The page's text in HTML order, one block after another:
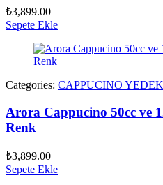
₺3,899.00
Sepete Ekle
Categories: CAPPUCINO
Arora Cappucino 50cc ve
Renk
₺3,899.00
Sepete Ekle